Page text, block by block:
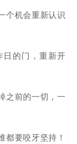
个机会重新认识
日的门，重新开
之前的一切，一
都要咬牙坚持！